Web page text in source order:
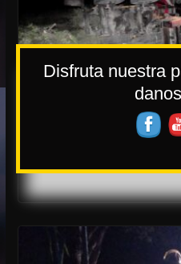
Muere trailero en
ilesas sus hijas
16 octubre, 2019
Disfruta nuestra